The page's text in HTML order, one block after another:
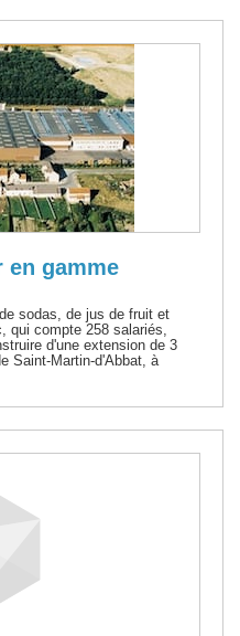
en gamme
sodas, de jus de fruit et
qui compte 258 salariés,
d'une extension de 3
Saint-Martin-d'Abbat, à